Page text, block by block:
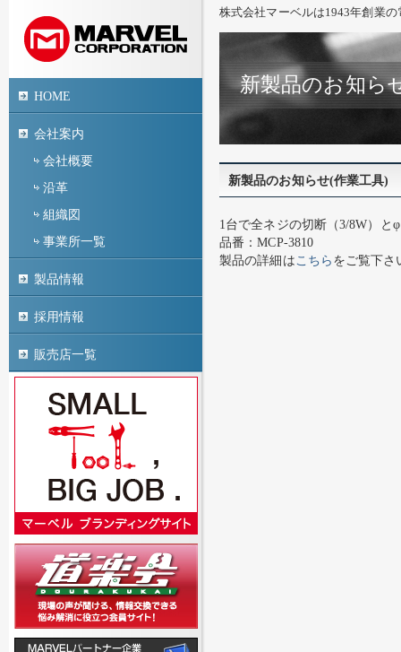
株式会社マーベルは1943年創業
新製品のお知ら
新製品のお知らせ(作業工具)
1台で全ネジの切断（3/8W）と
品番：MCP-3810
製品の詳細はこちらをご覧下さ
HOME
会社案内
会社概要
沿革
組織図
事業所一覧
製品情報
採用情報
販売店一覧